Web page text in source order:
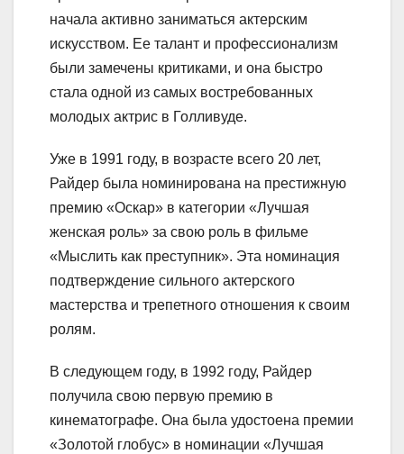
начала активно заниматься актерским
искусством. Ее талант и профессионализм
были замечены критиками, и она быстро
стала одной из самых востребованных
молодых актрис в Голливуде.
Уже в 1991 году, в возрасте всего 20 лет,
Райдер была номинирована на престижную
премию «Оскар» в категории «Лучшая
женская роль» за свою роль в фильме
«Мыслить как преступник». Эта номинация
подтверждение сильного актерского
мастерства и трепетного отношения к своим
ролям.
В следующем году, в 1992 году, Райдер
получила свою первую премию в
кинематографе. Она была удостоена премии
«Золотой глобус» в номинации «Лучшая